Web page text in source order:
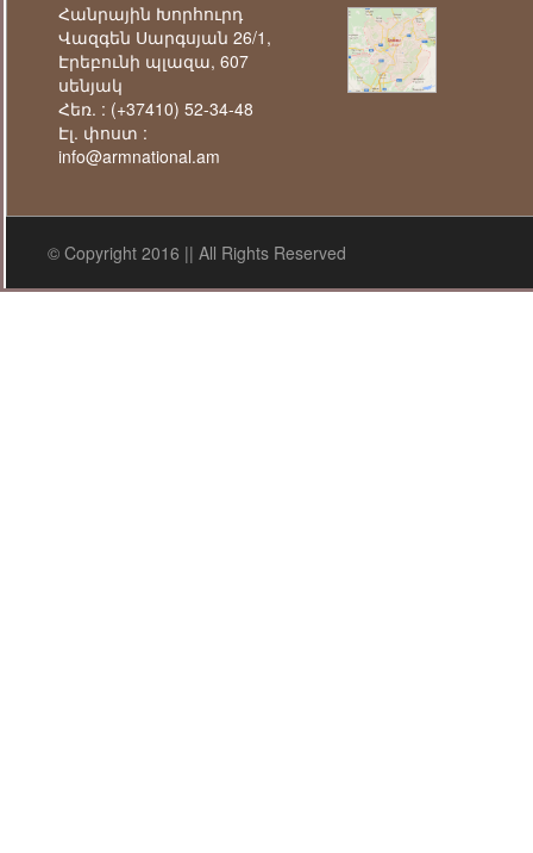
Հանրային Խորհուրդ
Վազգեն Սարգսյան 26/1,
Էրեբունի պլազա, 607
սենյակ
Հեռ. : (+37410) 52-34-48
Էլ. փոստ :
info@armnational.am
© Copyright 2016 || All Rights Reserved